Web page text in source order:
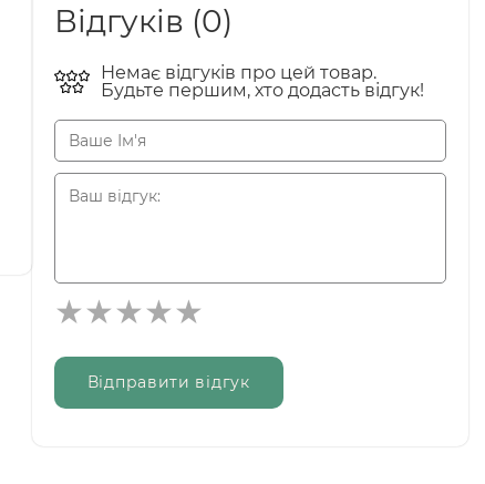
Відгуків (0)
Немає відгуків про цей товар.
Будьте першим, хто додасть відгук!
Відправити відгук